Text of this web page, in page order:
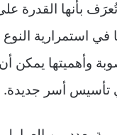
بأنها القدرة
في استمرارية
وأهميتها يمكن
تأسيس أسر جديدة.